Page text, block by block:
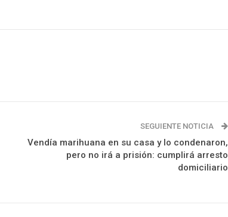
SEGUIENTE NOTICIA
Vendía marihuana en su casa y lo condenaron,
pero no irá a prisión: cumplirá arresto
domiciliario